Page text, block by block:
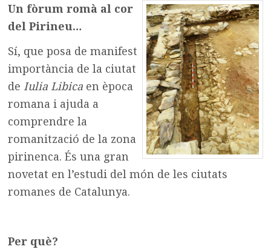
Un fòrum romà al cor
del Pirineu…
Sí, que posa de manifest
importància de la ciutat
deIulia Libica en època
romana i ajuda a
comprendre la
romanització de la zona
pirinenca. És una gran
novetat en l’estudi del món de les ciutats
romanes de Catalunya.
Per què?